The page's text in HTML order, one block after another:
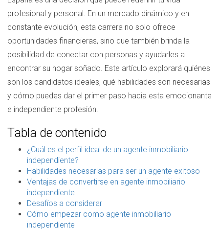
profesional y personal. En un mercado dinámico y en
constante evolución, esta carrera no solo ofrece
oportunidades financieras, sino que también brinda la
posibilidad de conectar con personas y ayudarles a
encontrar su hogar soñado. Este artículo explorará quiénes
son los candidatos ideales, qué habilidades son necesarias
y cómo puedes dar el primer paso hacia esta emocionante
e independiente profesión.
Tabla de contenido
¿Cuál es el perfil ideal de un agente inmobiliario
independiente?
Habilidades necesarias para ser un agente exitoso
Ventajas de convertirse en agente inmobiliario
independiente
Desafíos a considerar
Cómo empezar como agente inmobiliario
independiente